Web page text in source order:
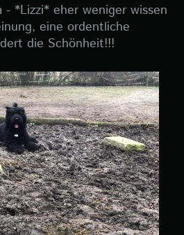
- *Lizzi* eher weniger wissen
eine ordentliche
die Schönheit!!!